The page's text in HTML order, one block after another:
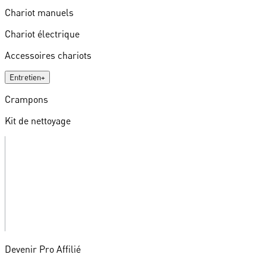
Chariot manuels
Chariot électrique
Accessoires chariots
Entretien+
Crampons
Kit de nettoyage
Devenir Pro Affilié